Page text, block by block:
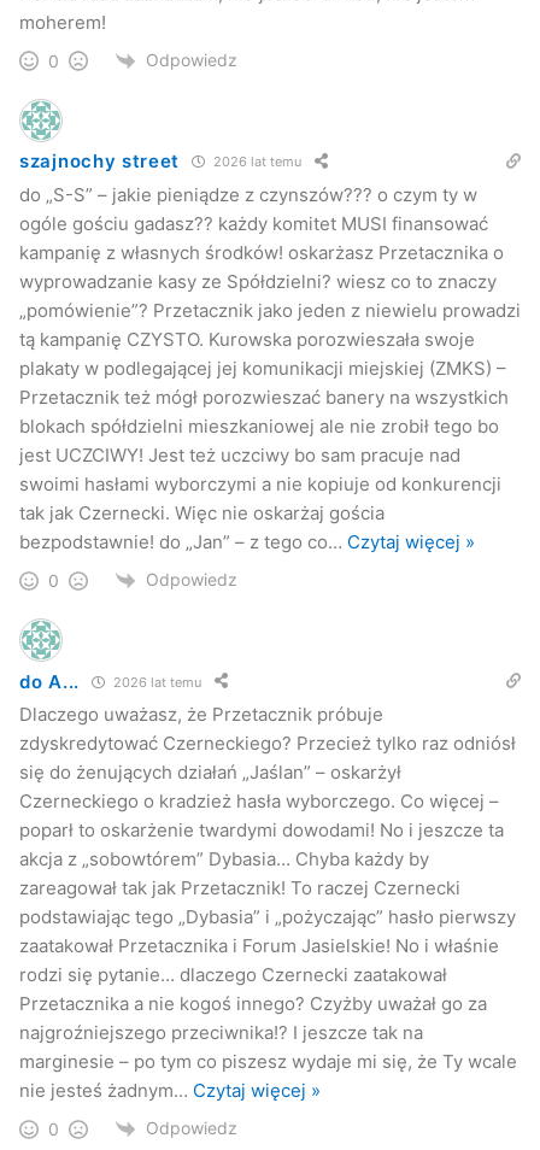
moherem!
0 Odpowiedz
szajnochy street 2026 lat temu
do „S-S” – jakie pieniądze z czynszów??? o czym ty w
ogóle gościu gadasz?? każdy komitet MUSI finansować
kampanię z własnych środków! oskarżasz Przetacznika o
wyprowadzanie kasy ze Spółdzielni? wiesz co to znaczy
„pomówienie”? Przetacznik jako jeden z niewielu prowadzi
tą kampanię CZYSTO. Kurowska porozwieszała swoje
plakaty w podlegającej jej komunikacji miejskiej (ZMKS) –
Przetacznik też mógł porozwieszać banery na wszystkich
blokach spółdzielni mieszkaniowej ale nie zrobił tego bo
jest UCZCIWY! Jest też uczciwy bo sam pracuje nad
swoimi hasłami wyborczymi a nie kopiuje od konkurencji
tak jak Czernecki. Więc nie oskarżaj gościa
bezpodstawnie! do „Jan” – z tego co… Czytaj więcej »
0 Odpowiedz
do A... 2026 lat temu
Dlaczego uważasz, że Przetacznik próbuje
zdyskredytować Czerneckiego? Przecież tylko raz odniósł
się do żenujących działań „Jaślan” – oskarżył
Czerneckiego o kradzież hasła wyborczego. Co więcej –
poparł to oskarżenie twardymi dowodami! No i jeszcze ta
akcja z „sobowtórem” Dybasia… Chyba każdy by
zareagował tak jak Przetacznik! To raczej Czernecki
podstawiając tego „Dybasia” i „pożyczając” hasło pierwszy
zaatakował Przetacznika i Forum Jasielskie! No i właśnie
rodzi się pytanie… dlaczego Czernecki zaatakował
Przetacznika a nie kogoś innego? Czyżby uważał go za
najgroźniejszego przeciwnika!? I jeszcze tak na
marginesie – po tym co piszesz wydaje mi się, że Ty wcale
nie jesteś żadnym… Czytaj więcej »
0 Odpowiedz